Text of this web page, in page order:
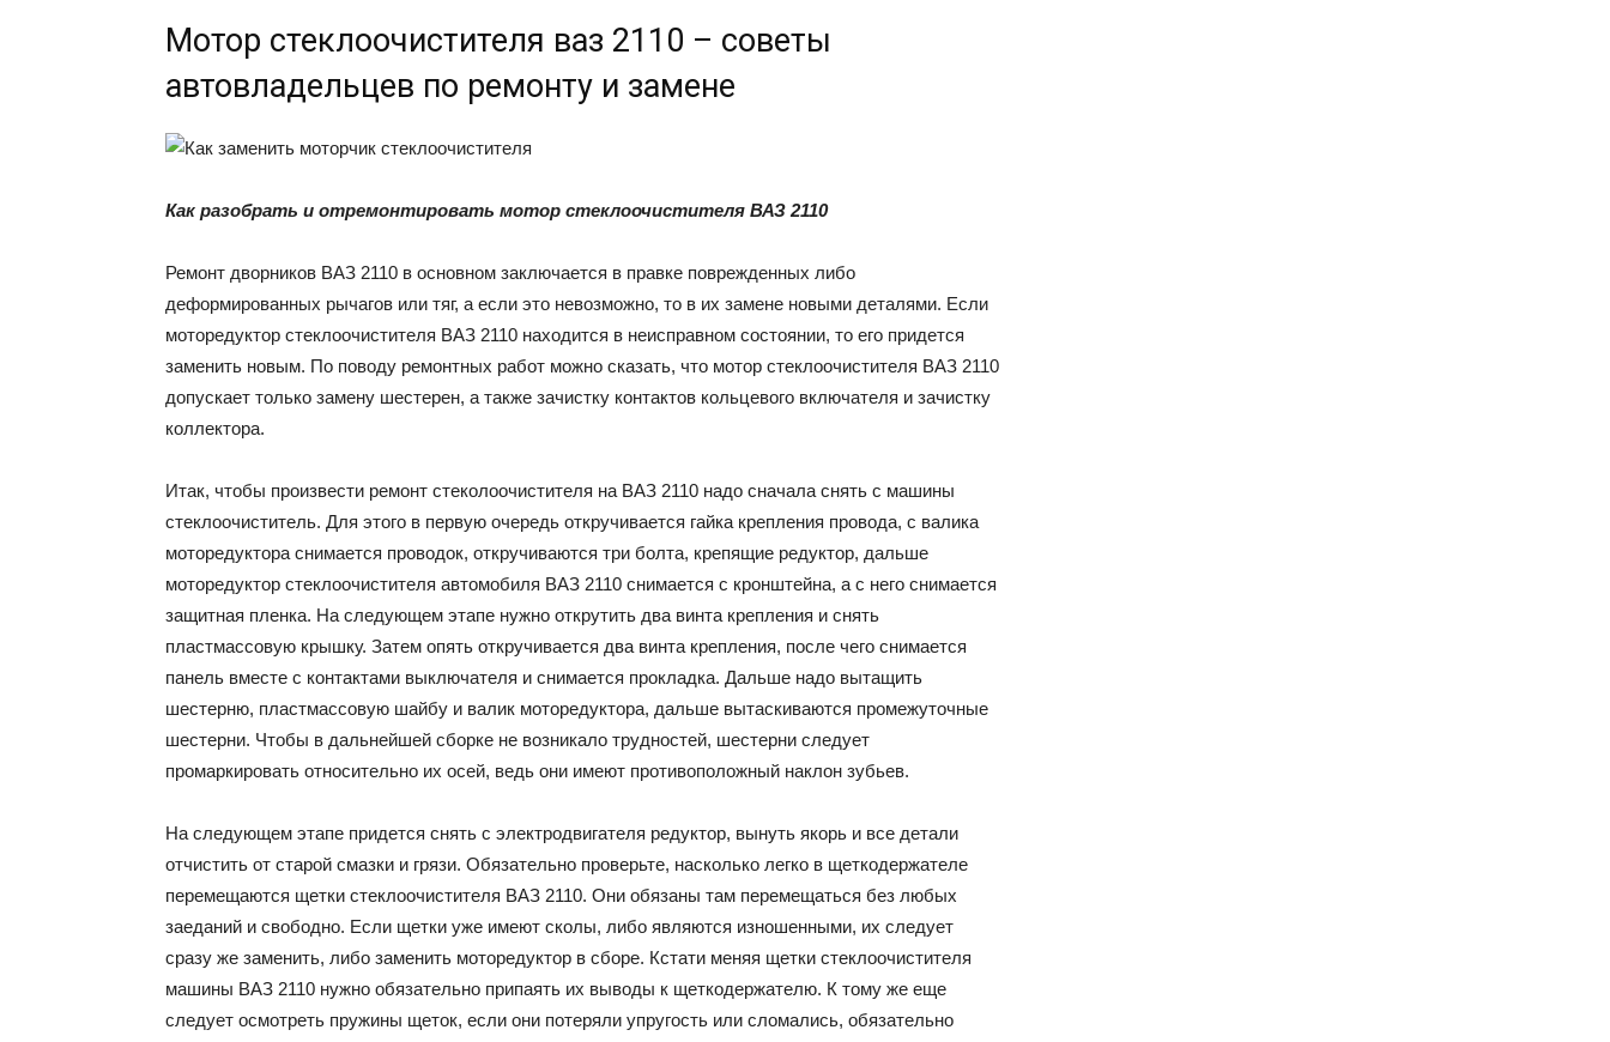
Мотор стеклоочистителя ваз 2110 – советы
автовладельцев по ремонту и замене
Как разобрать и отремонтировать мотор стеклоочистителя ВАЗ 2110
Ремонт дворников ВАЗ 2110 в основном заключается в правке поврежденных либо
деформированных рычагов или тяг, а если это невозможно, то в их замене новыми деталями. Если
моторедуктор стеклоочистителя ВАЗ 2110 находится в неисправном состоянии, то его придется
заменить новым. По поводу ремонтных работ можно сказать, что мотор стеклоочистителя ВАЗ 2110
допускает только замену шестерен, а также зачистку контактов кольцевого включателя и зачистку
коллектора.
Итак, чтобы произвести ремонт стеколоочистителя на ВАЗ 2110 надо сначала снять с машины
стеклоочиститель. Для этого в первую очередь откручивается гайка крепления провода, с валика
моторедуктора снимается проводок, откручиваются три болта, крепящие редуктор, дальше
моторедуктор стеклоочистителя автомобиля ВАЗ 2110 снимается с кронштейна, а с него снимается
защитная пленка. На следующем этапе нужно открутить два винта крепления и снять
пластмассовую крышку. Затем опять откручивается два винта крепления, после чего снимается
панель вместе с контактами выключателя и снимается прокладка. Дальше надо вытащить
шестерню, пластмассовую шайбу и валик моторедуктора, дальше вытаскиваются промежуточные
шестерни. Чтобы в дальнейшей сборке не возникало трудностей, шестерни следует
промаркировать относительно их осей, ведь они имеют противоположный наклон зубьев.
На следующем этапе придется снять с электродвигателя редуктор, вынуть якорь и все детали
отчистить от старой смазки и грязи. Обязательно проверьте, насколько легко в щеткодержателе
перемещаются щетки стеклоочистителя ВАЗ 2110. Они обязаны там перемещаться без любых
заеданий и свободно. Если щетки уже имеют сколы, либо являются изношенными, их следует
сразу же заменить, либо заменить моторедуктор в сборе. Кстати меняя щетки стеклоочистителя
машины ВАЗ 2110 нужно обязательно припаять их выводы к щеткодержателю. К тому же еще
следует осмотреть пружины щеток, если они потеряли упругость или сломались, обязательно